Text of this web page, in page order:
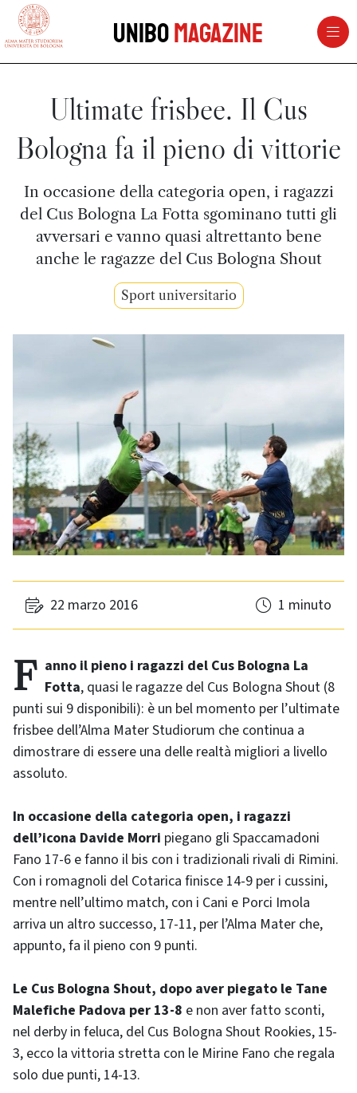
vai al contenuto della pagina
UniboMagazine
Ultimate frisbee. Il Cus
Bologna fa il pieno di vittorie
In occasione della categoria open, i ragazzi
del Cus Bologna La Fotta sgominano tutti gli
avversari e vanno quasi altrettanto bene
anche le ragazze del Cus Bologna Shout
Sport universitario
22 marzo 2016 1 minuto
Fanno il pieno i ragazzi del Cus Bologna La Fotta, quasi le ragazze del Cus Bologna Shout (8
punti sui 9 disponibili): è un bel momento per l’ultimate
frisbee dell’Alma Mater Studiorum che continua a
dimostrare di essere una delle realtà migliori a livello
assoluto.
In occasione della categoria open, i ragazzi
dell’icona Davide Morri piegano gli Spaccamadoni
Fano 17-6 e fanno il bis con i tradizionali rivali di Rimini.
Con i romagnoli del Cotarica finisce 14-9 per i cussini,
mentre nell’ultimo match, con i Cani e Porci Imola
arriva un altro successo, 17-11, per l’Alma Mater che,
appunto, fa il pieno con 9 punti.
Le Cus Bologna Shout, dopo aver piegato le Tane
Malefiche Padova per 13-8 e non aver fatto sconti,
nel derby in feluca, del Cus Bologna Shout Rookies, 15-
3, ecco la vittoria stretta con le Mirine Fano che regala
solo due punti, 14-13.